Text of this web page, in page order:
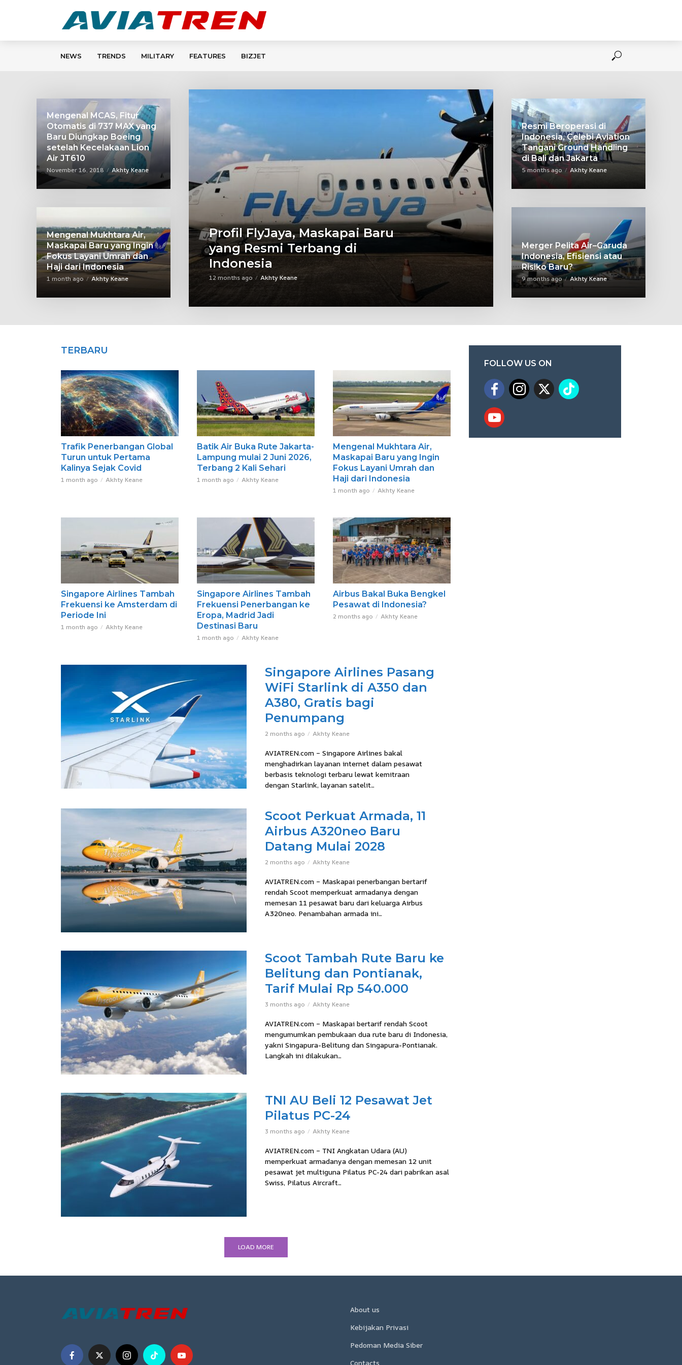
NEWS TRENDS MILITARY FEATURES BIZJET
Profil FlyJaya, Maskapai Baru
yang Resmi Terbang di
Indonesia
12 months ago Akhty Keane
Mengenal MCAS, Fitur
Otomatis di 737 MAX yang
Baru Diungkap Boeing
setelah Kecelakaan Lion
Air JT610
November 16, 2018 Akhty Keane
Mengenal Mukhtara Air,
Maskapai Baru yang Ingin
Fokus Layani Umrah dan
Haji dari Indonesia
1 month ago Akhty Keane
Resmi Beroperasi di
Indonesia, Çelebi Aviation
Tangani Ground Handling
di Bali dan Jakarta
5 months ago Akhty Keane
Merger Pelita Air–Garuda
Indonesia, Efisiensi atau
Risiko Baru?
9 months ago Akhty Keane
TERBARU
Trafik Penerbangan Global
Turun untuk Pertama
Kalinya Sejak Covid
1 month ago Akhty Keane
Batik Air Buka Rute Jakarta-
Lampung mulai 2 Juni 2026,
Terbang 2 Kali Sehari
1 month ago Akhty Keane
Mengenal Mukhtara Air,
Maskapai Baru yang Ingin
Fokus Layani Umrah dan
Haji dari Indonesia
1 month ago Akhty Keane
Singapore Airlines Tambah
Frekuensi ke Amsterdam di
Periode Ini
1 month ago Akhty Keane
Singapore Airlines Tambah
Frekuensi Penerbangan ke
Eropa, Madrid Jadi
Destinasi Baru
1 month ago Akhty Keane
Airbus Bakal Buka Bengkel
Pesawat di Indonesia?
2 months ago Akhty Keane
Singapore Airlines Pasang
WiFi Starlink di A350 dan
A380, Gratis bagi
Penumpang
2 months ago Akhty Keane
AVIATREN.com – Singapore Airlines bakal
menghadirkan layanan internet dalam pesawat
berbasis teknologi terbaru lewat kemitraan
dengan Starlink, layanan satelit...
Scoot Perkuat Armada, 11
Airbus A320neo Baru
Datang Mulai 2028
2 months ago Akhty Keane
AVIATREN.com – Maskapai penerbangan bertarif
rendah Scoot memperkuat armadanya dengan
memesan 11 pesawat baru dari keluarga Airbus
A320neo. Penambahan armada ini...
Scoot Tambah Rute Baru ke
Belitung dan Pontianak,
Tarif Mulai Rp 540.000
3 months ago Akhty Keane
AVIATREN.com – Maskapai bertarif rendah Scoot
mengumumkan pembukaan dua rute baru di Indonesia,
yakni Singapura-Belitung dan Singapura-Pontianak.
Langkah ini dilakukan...
TNI AU Beli 12 Pesawat Jet
Pilatus PC-24
3 months ago Akhty Keane
AVIATREN.com – TNI Angkatan Udara (AU)
memperkuat armadanya dengan memesan 12 unit
pesawat jet multiguna Pilatus PC-24 dari pabrikan asal
Swiss, Pilatus Aircraft...
LOAD MORE
FOLLOW US ON
About us
Kebijakan Privasi
Pedoman Media Siber
Contacts